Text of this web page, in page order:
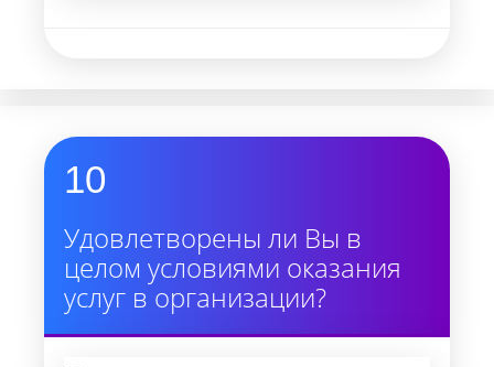
10
Удовлетворены ли Вы в
целом условиями оказания
услуг в организации?